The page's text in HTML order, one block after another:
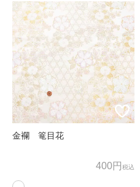
金襴 篭目花
400円 税込